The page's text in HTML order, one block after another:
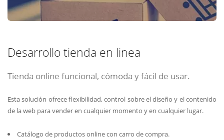
Desarrollo tienda en linea
Tienda online funcional, cómoda y fácil de usar.
Esta solución ofrece flexibilidad, control sobre el diseño y el contenido
de la web para vender en cualquier momento y en cualquier lugar.
Catálogo de productos online con carro de compra.